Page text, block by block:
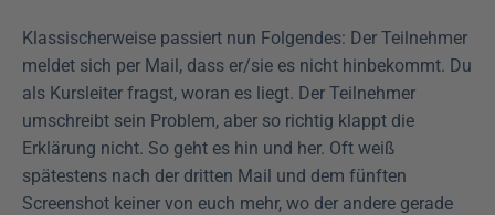
Klassischerweise passiert nun Folgendes: Der Teilnehmer
meldet sich per Mail, dass er/sie es nicht hinbekommt. Du
als Kursleiter fragst, woran es liegt. Der Teilnehmer
umschreibt sein Problem, aber so richtig klappt die
Erklärung nicht. So geht es hin und her. Oft weiß
spätestens nach der dritten Mail und dem fünften
Screenshot keiner von euch mehr, wo der andere gerade